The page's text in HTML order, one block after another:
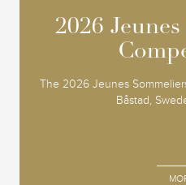
2026
The 2026 Jeunes
Båstad,
2026